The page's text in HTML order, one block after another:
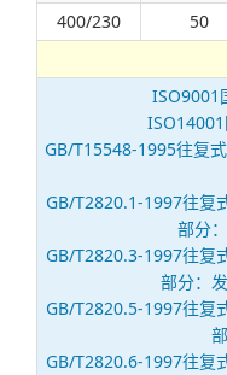
400/230
50
ISO9001
GB/T15548-1995往复
GB/T2820.1-1997往复
部分
GB/T2820.3-1997往复
部分：
GB/T2820.5-1997往复
GB/T2820.6-1997往复